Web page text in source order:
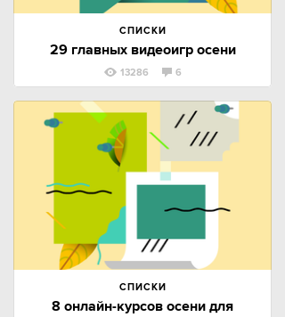
СПИСКИ
29 главных видеоигр осени
13286 6
СПИСКИ
8 онлайн-курсов осени для